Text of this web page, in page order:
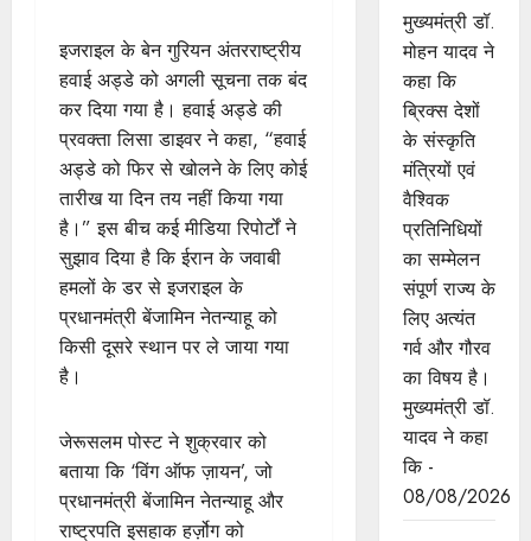
इजराइल के बेन गुरियन अंतरराष्ट्रीय
हवाई अड्डे को अगली सूचना तक बंद
कर दिया गया है। हवाई अड्डे की
प्रवक्ता लिसा डाइवर ने कहा, “हवाई
अड्डे को फिर से खोलने के लिए कोई
तारीख या दिन तय नहीं किया गया
है।” इस बीच कई मीडिया रिपोर्टों ने
सुझाव दिया है कि ईरान के जवाबी
हमलों के डर से इजराइल के
प्रधानमंत्री बेंजामिन नेतन्याहू को
किसी दूसरे स्थान पर ले जाया गया
है।
जेरूसलम पोस्ट ने शुक्रवार को
बताया कि ‘विंग ऑफ ज़ायन’, जो
प्रधानमंत्री बेंजामिन नेतन्याहू और
राष्ट्रपति इसहाक हर्ज़ोग को
मुख्यमंत्री डॉ.
मोहन यादव ने
कहा कि
ब्रिक्स देशों
के संस्कृति
मंत्रियों एवं
वैश्विक
प्रतिनिधियों
का सम्मेलन
संपूर्ण राज्य के
लिए अत्यंत
गर्व और गौरव
का विषय है।
मुख्यमंत्री डॉ.
यादव ने कहा
कि -
08/08/2026